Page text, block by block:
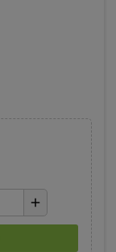
add